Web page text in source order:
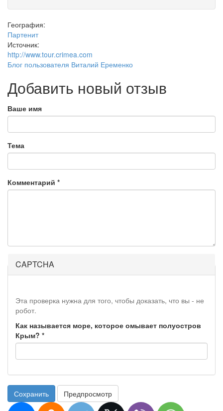
География:
Партенит
Источник:
http://www.tour.crimea.com
Блог пользователя Виталий Еременко
Добавить новый отзыв
Ваше имя
Тема
Комментарий *
CAPTCHA
Эта проверка нужна для того, чтобы доказать, что вы - не
робот.
Как называется море, которое омывает полуостров
Крым? *
Сохранить Предпросмотр